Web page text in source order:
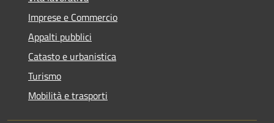
Imprese e Commercio
Appalti pubblici
Catasto e urbanistica
Turismo
Mobilità e trasporti